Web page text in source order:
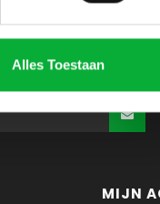
Alles Toestaan
MIJN